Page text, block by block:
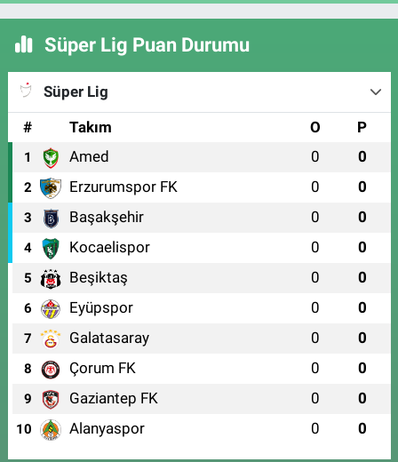
Süper Lig Puan Durumu
Süper Lig
#
Takım O P
1 Amed 0 0
2 Erzurumspor FK 0 0
3 Başakşehir 0 0
4 Kocaelispor 0 0
5 Beşiktaş 0 0
6 Eyüpspor 0 0
7 Galatasaray 0 0
8 Çorum FK 0 0
9 Gaziantep FK 0 0
10 Alanyaspor 0 0